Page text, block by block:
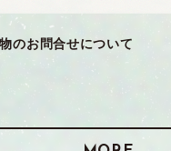
のお問合せについて